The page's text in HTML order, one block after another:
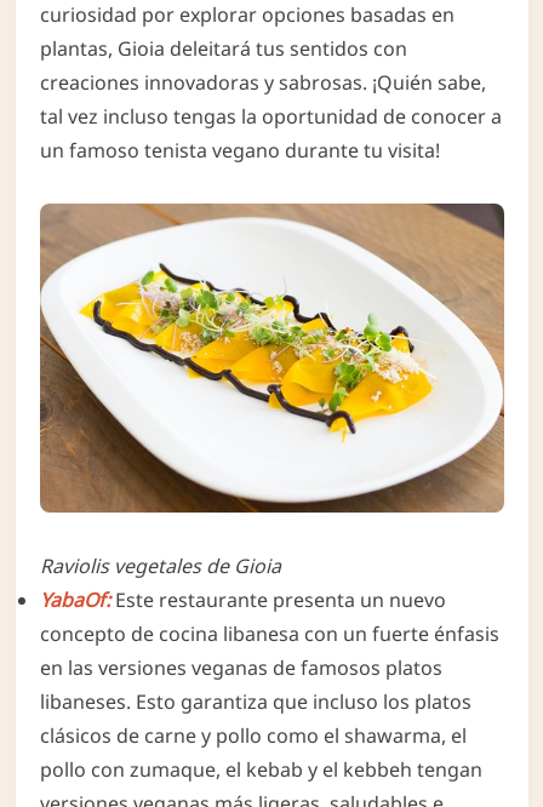
curiosidad por explorar opciones basadas en
plantas, Gioia deleitará tus sentidos con
creaciones innovadoras y sabrosas. ¡Quién sabe,
tal vez incluso tengas la oportunidad de conocer a
un famoso tenista vegano durante tu visita!
Raviolis vegetales de Gioia
YabaOf: Este restaurante presenta un nuevo
concepto de cocina libanesa con un fuerte énfasis
en las versiones veganas de famosos platos
libaneses. Esto garantiza que incluso los platos
clásicos de carne y pollo como el shawarma, el
pollo con zumaque, el kebab y el kebbeh tengan